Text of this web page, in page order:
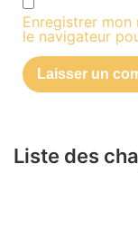
Liste des
Enregistrer
le navigateur